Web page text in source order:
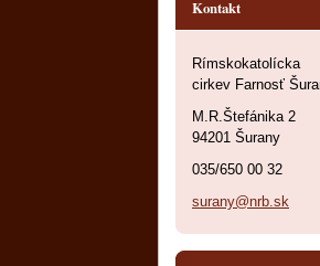
Kontakt
Rímskokatolícka
cirkev Farnosť
M.R.Štefánika 2
94201 Šurany
035/650 00 32
surany@nrb.sk